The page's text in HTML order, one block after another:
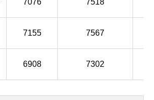
7076 7518
7155 7567
6908 7302